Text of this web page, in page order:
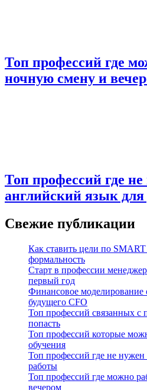
Топ профессий где
ночную смену и
Топ профессий где
английский язык
Свежие публикации
Как ставить цели по
формальность
Старт в профессии
первый год
Финансовое моделирование
будущего CFO
Топ профессий связанных с
попасть
Топ профессий которые
обучения
Топ профессий где не нужен
работы
Топ профессий где можно
вечером